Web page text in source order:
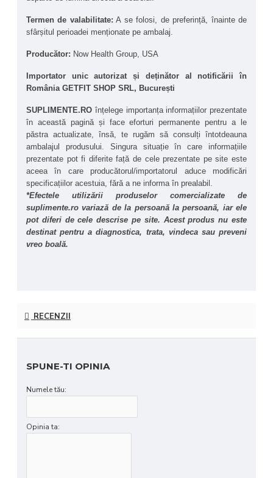
Cunoscut pentru proprietățile sale
antioxidante și calmante, ajută la protejarea
pielii împotriva factorilor de stres din mediu.
Termen de valabilitate: A se folosi, de preferință, înainte de
sfârșitul perioadei menționate pe ambalaj.
Producător: Now Health Group, USA
Importator unic autorizat și deținător al notificării în
România GETFIT SHOP SRL, București
SUPLIMENTE.RO înțelege importanța informațiilor prezentate
în această pagină și face eforturi permanente pentru a le
păstra actualizate, însă, te rugăm să consulți întotdeauna
ambalajul produsului. Singura situație în care informațiile
prezentate pot fi diferite față de cele prezentate pe site este
aceea în care producătorul/importatorul aduce modificări
specificațiilor acestuia, fără a ne informa în prealabil.
*Efectele utilizării produselor comercializate de
suplimente.ro variază de la persoană la persoană, iar ele
pot diferi de cele descrise pe site. Acest produs nu este
destinat pentru a diagnostica, trata, vindeca sau preveni
vreo boală.
RECENZII
SPUNE-TI OPINIA
Numele tău:
Opinia ta: